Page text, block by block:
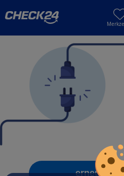
erneut